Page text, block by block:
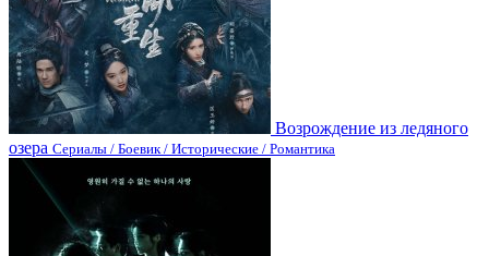
Возрождение из ледяного
озера Сериалы / Боевик / Исторические / Романтика